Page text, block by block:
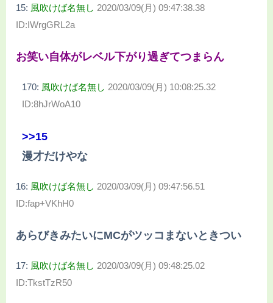
15: 風吹けば名無し 2020/03/09(月) 09:47:38.38
ID:IWrgGRL2a
お笑い自体がレベル下がり過ぎてつまらん
170: 風吹けば名無し 2020/03/09(月) 10:08:25.32
ID:8hJrWoA10
>>15
漫才だけやな
16: 風吹けば名無し 2020/03/09(月) 09:47:56.51
ID:fap+VKhH0
あらびきみたいにMCがツッコまないときつい
17: 風吹けば名無し 2020/03/09(月) 09:48:25.02
ID:TkstTzR50